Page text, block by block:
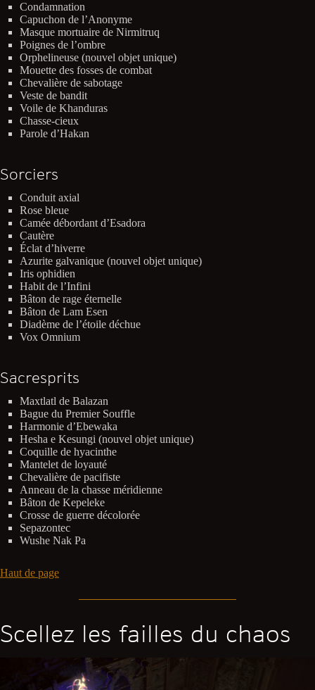
Condamnation
Capuchon de l’Anonyme
Masque mortuaire de Nirmitruq
Poignes de l’ombre
Orphelineuse (nouvel objet unique)
Mouette des fosses de combat
Chevalière de sabotage
Veste de bandit
Voile de Khanduras
Chasse-cieux
Parole d’Hakan
Sorciers
Conduit axial
Rose bleue
Camée débordant d’Esadora
Cautère
Éclat d’hiverre
Azurite galvanique (nouvel objet unique)
Iris ophidien
Habit de l’Infini
Bâton de rage éternelle
Bâton de Lam Esen
Diadème de l’étoile déchue
Vox Omnium
Sacresprits
Maxtlatl de Balazan
Bague du Premier Souffle
Harmonie d’Ebewaka
Hesha e Kesungi (nouvel objet unique)
Coquille de hyacinthe
Mantelet de loyauté
Chevalière de pacifiste
Anneau de la chasse méridienne
Bâton de Kepeleke
Crosse de guerre décolorée
Sepazontec
Wushe Nak Pa
Haut de page
Scellez les failles du chaos